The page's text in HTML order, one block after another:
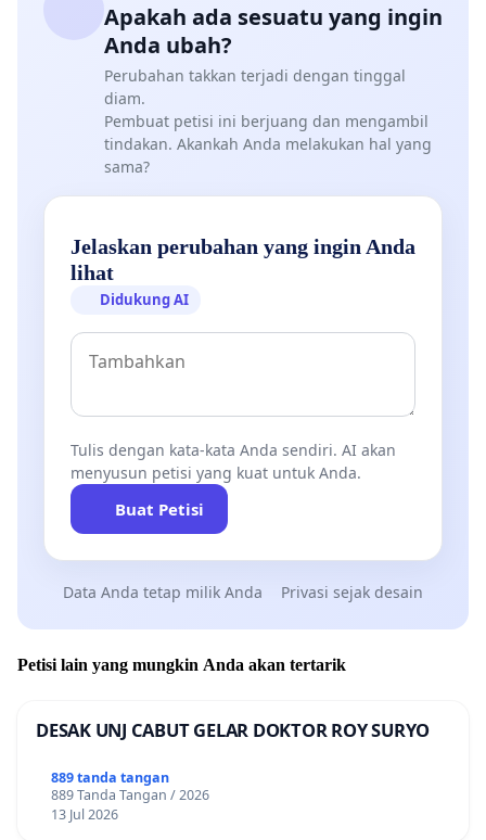
Apakah ada sesuatu yang ingin
Anda ubah?
Perubahan takkan terjadi dengan tinggal
diam.
Pembuat petisi ini berjuang dan mengambil
tindakan. Akankah Anda melakukan hal yang
sama?
Jelaskan perubahan yang ingin Anda
lihat
Didukung AI
Tulis dengan kata-kata Anda sendiri. AI akan
menyusun petisi yang kuat untuk Anda.
Buat Petisi
Data Anda tetap milik Anda Privasi sejak desain
Petisi lain yang mungkin Anda akan tertarik
DESAK UNJ CABUT GELAR DOKTOR ROY SURYO
889 tanda tangan
889 Tanda Tangan / 2026
13 Jul 2026